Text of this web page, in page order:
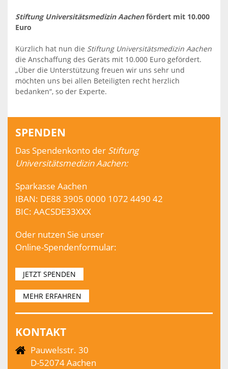
Stiftung Universitätsmedizin Aachenfördert mit 10.000
Euro
Kürzlich hat nun die Stiftung Universitätsmedizin Aachen
die Anschaffung des Geräts mit 10.000 Euro gefördert.
„Über die Unterstützung freuen wir uns sehr und
möchten uns bei allen Beteiligten recht herzlich
bedanken“, so der Experte.
SPENDEN
Das Spendenkonto der Stiftung
Universitätsmedizin Aachen:
Sparkasse Aachen
IBAN: DE88 3905 0000 1072 4490 42
BIC: AACSDE33XXX
Oder nutzen Sie unser
Online-Spendenformular:
JETZT SPENDEN
MEHR ERFAHREN
KONTAKT
Pauwelsstr. 30
D-52074 Aachen